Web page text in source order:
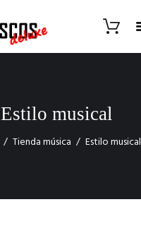
Estilo musical
Tienda música Estilo musical